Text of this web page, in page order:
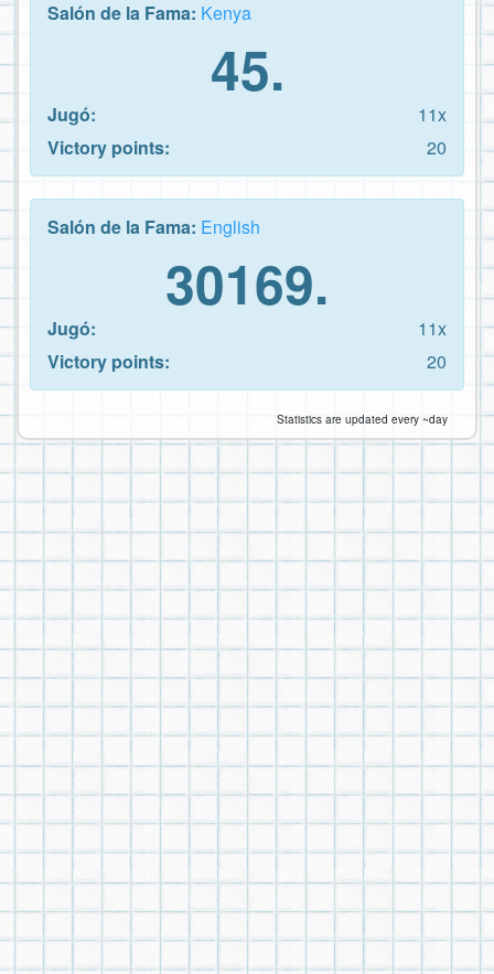
Salón de la Fama: Kenya
45.
Jugó:
11x
Victory points:
20
Salón de la Fama: English
30169.
Jugó:
11x
Victory points:
20
Statistics are updated every ~day